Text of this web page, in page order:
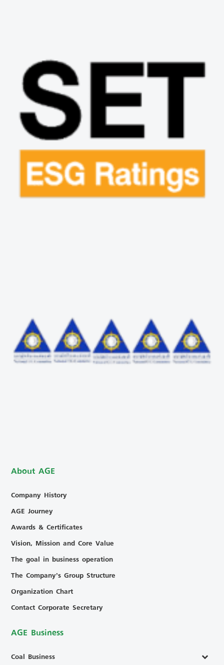
About AGE
Company History
AGE Journey
Awards & Certificates
Vision, Mission and Core Value
The goal in business operation
The Company’s Group Structure
Organization Chart
Contact Corporate Secretary
AGE Business
Coal Business